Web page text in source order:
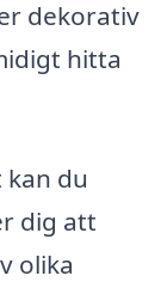
dekorativ
hitta
du
dig att
olika